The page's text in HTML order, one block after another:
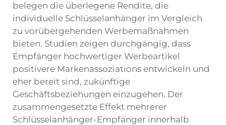
belegen die überlegene Rendite, die
individuelle Schlüsselanhänger im Vergleich
zu vorübergehenden Werbemaßnahmen
bieten. Studien zeigen durchgängig, dass
Empfänger hochwertiger Werbeartikel
positivere Markenassoziations entwickeln und
eher bereit sind, zukünftige
Geschäftsbeziehungen einzugehen. Der
zusammengesetzte Effekt mehrerer
Schlüsselanhänger-Empfänger innerhalb